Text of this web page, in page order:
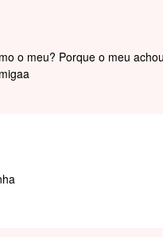
o meu? Porque o meu